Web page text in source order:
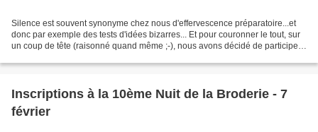
Silence est souvent synonyme chez nous d'effervescence préparatoire...et
donc par exemple des tests d'idées bizarres... Et pour couronner le tout, sur
un coup de tête (raisonné quand même ;-), nous avons décidé de participer
Inscriptions à la 10ème Nuit de la Broderie - 7
février